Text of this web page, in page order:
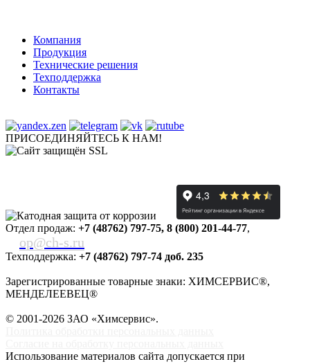
Компания
Продукция
Технические решения
Техподдержка
Контакты
ПРИСОЕДИНЯЙТЕСЬ К НАМ!
Отдел продаж: +7 (48762) 797-75, 8 (800) 201-44-77,
op@ch-s.ru
Техподдержка: +7 (48762) 797-74 доб. 235
Зарегистрированные товарные знаки: ХИМСЕРВИС®,
МЕНДЕЛЕЕВЕЦ®
© 2001-2026 ЗАО «Химсервис».
Использование материалов сайта допускается при